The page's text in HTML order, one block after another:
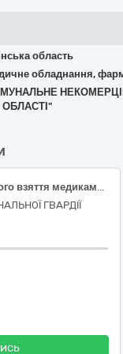
область
обладнання,
КОМУНАЛЬНЕ
ОБЛАСТІ"
Канюля для багаторазового взяття медикаментів з антибактеріальним фільтром для фільтрації повітря та фільтром тонкої очистки розчину (червона)
ГВАРДІЇ